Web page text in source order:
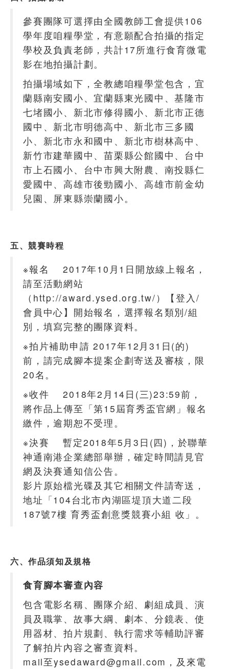
參賽團隊可選擇由全國教師工會提供106
學年度咱糧學堂，有意願配合拍攝的指定
學校及負責老師，共計17所進行食育微電
影在地拍攝計劃。
拍攝場域如下，全教總咱糧學堂包含，宜
蘭縣南安國小、宜蘭縣東光國中、基隆市
七堵國小、新北市修得國小、新北市正德
國中、新北市明德高中、新北市三多國
小、新北市永和國中、新北市樹林高中、
新竹市建華國中、苗栗縣公館國中、台中
市上石國小、台中市興大附農、南投縣仁
愛國中、高雄市後勁國小、高雄市前金幼
兒園、屏東縣崇蘭國小。
五、競賽時程
※報名 2017年10月1日開放線上報名，
請至活動網站
（http://award.ysed.org.tw/）【登入/
會員中心】開始報名，選擇報名類別/組
別，填寫完整的團隊資料。
※拍片補助申請 2017年12月31日(的)
前，請完成腳本提案企劃寄送及審核，限
20名。
※收件 2018年2月14日(三)23:59前，
將作品上傳至「第15屆育秀盃官網」報名
繳件，逾期恕不受理。
※決賽 暫定2018年5月3日(四)，於聯華
神通南港企業總部舉辦，確定時間請見官
網及決賽通知信公告。
影片原始檔光碟及其它相關文件請寄送，
地址「104台北市內湖區堤頂大道二段
187號7樓 育秀盃創意獎競賽小組 收」。
六、作品須知及規格
食育腳本審查內容
包含電影名稱、團隊介紹、劇組成員、演
員及職掌、故事大綱、劇本、分鏡表、使
用器材、拍片規劃、執行需求等輔助評審
了解拍片內容之審查資料。
mail至ysedaward@gmail.com，及來電